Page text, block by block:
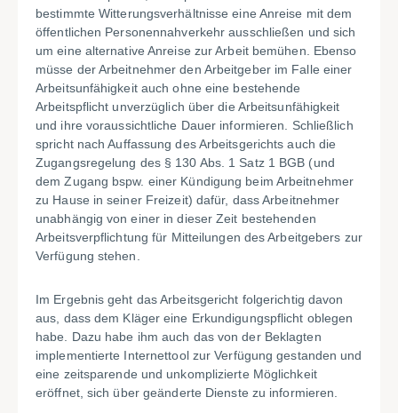
bestimmte Witterungsverhältnisse eine Anreise mit dem
öffentlichen Personennahverkehr ausschließen und sich
um eine alternative Anreise zur Arbeit bemühen. Ebenso
müsse der Arbeitnehmer den Arbeitgeber im Falle einer
Arbeitsunfähigkeit auch ohne eine bestehende
Arbeitspflicht unverzüglich über die Arbeitsunfähigkeit
und ihre voraussichtliche Dauer informieren. Schließlich
spricht nach Auffassung des Arbeitsgerichts auch die
Zugangsregelung des § 130 Abs. 1 Satz 1 BGB (und
dem Zugang bspw. einer Kündigung beim Arbeitnehmer
zu Hause in seiner Freizeit) dafür, dass Arbeitnehmer
unabhängig von einer in dieser Zeit bestehenden
Arbeitsverpflichtung für Mitteilungen des Arbeitgebers zur
Verfügung stehen.
Im Ergebnis geht das Arbeitsgericht folgerichtig davon
aus, dass dem Kläger eine Erkundigungspflicht oblegen
habe. Dazu habe ihm auch das von der Beklagten
implementierte Internettool zur Verfügung gestanden und
eine zeitsparende und unkomplizierte Möglichkeit
eröffnet, sich über geänderte Dienste zu informieren.